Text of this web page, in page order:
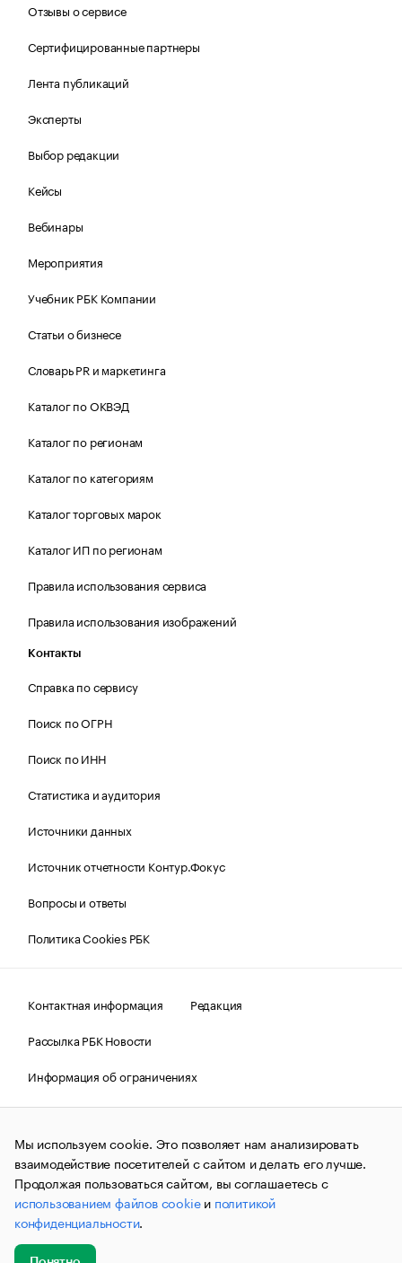
Отзывы о сервисе
Сертифицированные партнеры
Лента публикаций
Эксперты
Выбор редакции
Кейсы
Вебинары
Мероприятия
Учебник РБК Компании
Статьи о бизнесе
Словарь PR и маркетинга
Каталог по ОКВЭД
Каталог по регионам
Каталог по категориям
Каталог торговых марок
Каталог ИП по регионам
Правила использования сервиса
Правила использования изображений
Контакты
Справка по сервису
Поиск по ОГРН
Поиск по ИНН
Статистика и аудитория
Источники данных
Источник отчетности Контур.Фокус
Вопросы и ответы
Политика Cookies РБК
Контактная информация
Редакция
Рассылка РБК Новости
Информация об ограничениях
Правовая информация
О соблюдении авторских прав
© АО «РОСБИЗНЕСКОНСАЛТИНГ»,1995–2026.Сообщения
и материалы информационного агентства «РБК»
(зарегистрировано Федеральной службой по надзору в сфере
связи, информационных технологий и массовых
коммуникаций (Роскомнадзор) 09.12.2015 за номером ИА
№ФС77-63848) сопровождаются пометкой «РБК». Отдельные
публикации могут содержать информацию,
не предназначенную для пользователей
Мы используем cookie. Это позволяет нам анализировать
взаимодействие посетителей с сайтом и делать его лучше.
Продолжая пользоваться сайтом, вы соглашаетесь с
использованием файлов cookieи политикой
конфиденциальности.